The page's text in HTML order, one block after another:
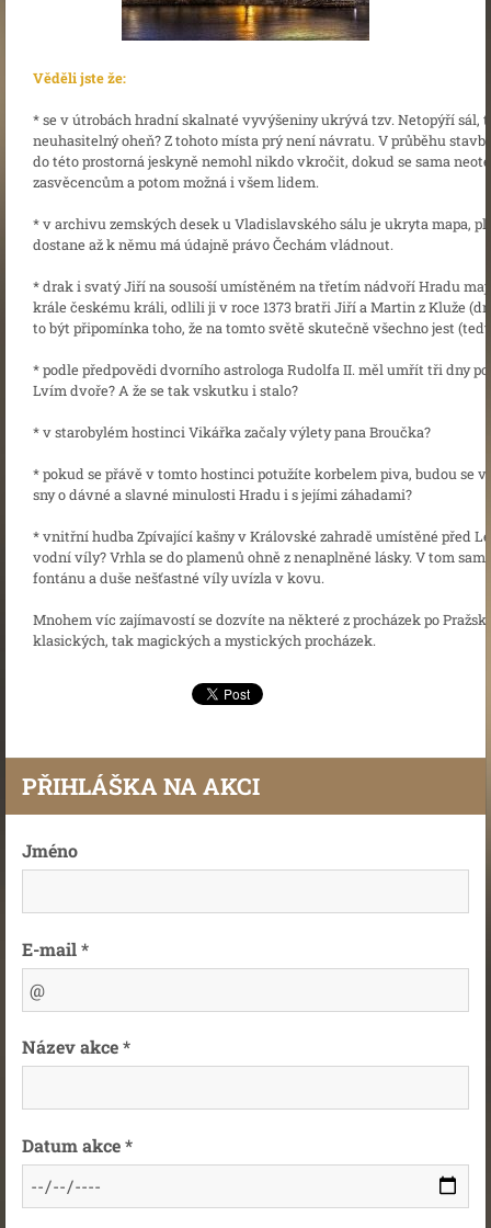
Věděli jste že:
* se v útrobách hradní skalnaté vyvýšeniny ukrývá tzv. Netopýří sál,
neuhasitelný oheň? Z tohoto místa prý není návratu. V průběhu
do této prostorná jeskyně nemohl nikdo vkročit, dokud se sama
zasvěcencům a potom možná i všem lidem.
* v archivu zemských desek u Vladislavského sálu je ukryta mapa,
dostane až k němu má údajně právo Čechám vládnout.
* drak i svatý Jiří na sousoší umístěném na třetím nádvoří Hradu
krále českému králi, odlili ji v roce 1373 bratři Jiří a Martin z Kluže
to být připomínka toho, že na tomto světě skutečně všechno jest
* podle předpovědi dvorního astrologa Rudolfa II. měl umřít tři dny
Lvím dvoře? A že se tak vskutku i stalo?
* v starobylém hostinci Vikářka začaly výlety pana Broučka?
* pokud se přávě v tomto hostinci potužíte korbelem piva, budou se
sny o dávné a slavné minulosti Hradu i s jejími záhadami?
* vnitřní hudba Zpívající kašny v Královské zahradě umístěné před
vodní víly? Vrhla se do plamenů ohně z nenaplněné lásky. V tom
fontánu a duše nešťastné víly uvízla v kovu.
Mnohem víc zajímavostí se dozvíte na některé z procházek po
klasických, tak magických a mystických procházek.
PŘIHLÁŠKA NA AKCI
Jméno
E-mail *
Název akce *
Datum akce *